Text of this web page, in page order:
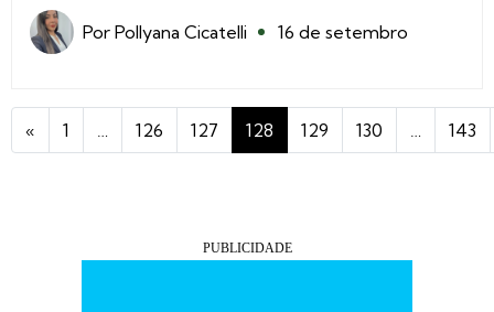
Por Pollyana Cicatelli 16 de setembro
« 1 … 126 127 128 129 130 … 143